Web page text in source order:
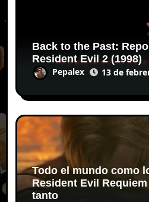
Back to the Past:
Resident Evil 2 (1998)
Pepalex 13 de
Todo el mundo como
Resident Evil
tanto